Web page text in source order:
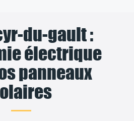
du-gault :
électrique
panneaux